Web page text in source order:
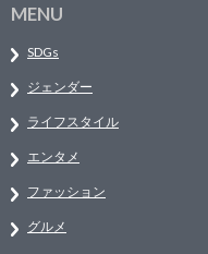
MENU
SDGs
ジェンダー
ライフスタイル
エンタメ
ファッション
グルメ